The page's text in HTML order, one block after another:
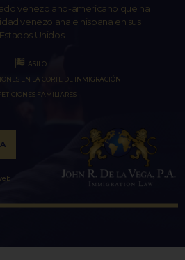
venezolano-americano que ha
venezolana e hispana en sus
Unidos.
ASILO
EN LA CORTE DE INMIGRACIÓN
FAMILIARES